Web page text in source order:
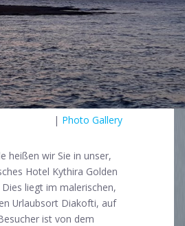
| Photo Gallery
heißen wir Sie in unser,
Hotel Kythira Golden
liegt im malerischen,
Urlaubsort Diakofti, auf
ist von dem